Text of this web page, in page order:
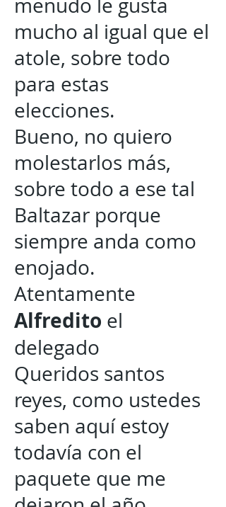
menudo le gusta
mucho al igual que el
atole, sobre todo
para estas
elecciones.
Bueno, no quiero
molestarlos más,
sobre todo a ese tal
Baltazar porque
siempre anda como
enojado.
Atentamente
Alfredito el
delegado
Queridos santos
reyes, como ustedes
saben aquí estoy
todavía con el
paquete que me